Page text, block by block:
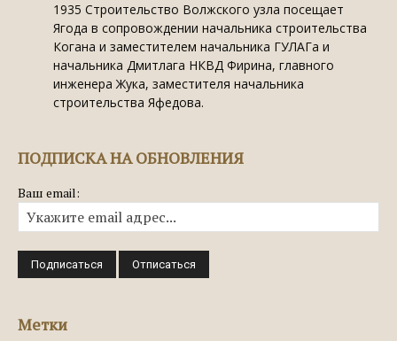
1935 Строительство Волжского узла посещает
Ягода в сопровождении начальника строительства
Когана и заместителем начальника ГУЛАГа и
начальника Дмитлага НКВД Фирина, главного
инженера Жука, заместителя начальника
строительства Яфедова.
ПОДПИСКА НА ОБНОВЛЕНИЯ
Ваш email:
Метки